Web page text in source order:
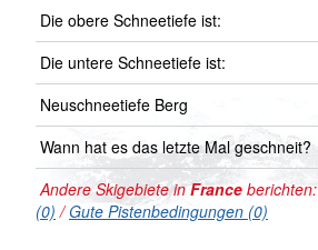
Die obere Schneetiefe ist:
Die untere Schneetiefe ist:
Neuschneetiefe Berg
Wann hat es das letzte Mal geschneit?
Andere Skigebiete inFrance berichten:
(0) /Gute Pistenbedingungen (0)